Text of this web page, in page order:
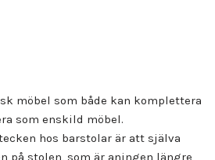
möbel som både kan komplettera
som enskild möbel.
hos barstolar är att själva